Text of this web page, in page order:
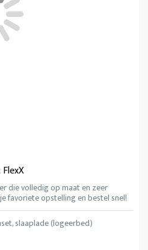
die volledig op maat en zeer
favoriete opstelling en bestel snel!
slaaplade (logeerbed)